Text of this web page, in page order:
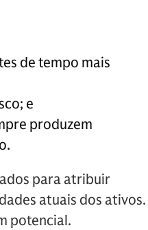
de tempo mais
e
produzem
para atribuir
atuais dos ativos.
potencial.